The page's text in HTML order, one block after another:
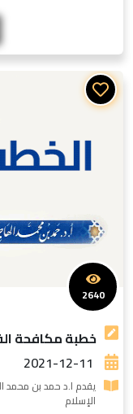
خطبة مكافحة
2021-12-11
يقدم ا.د حمد بن محمد
الإسلام
2640